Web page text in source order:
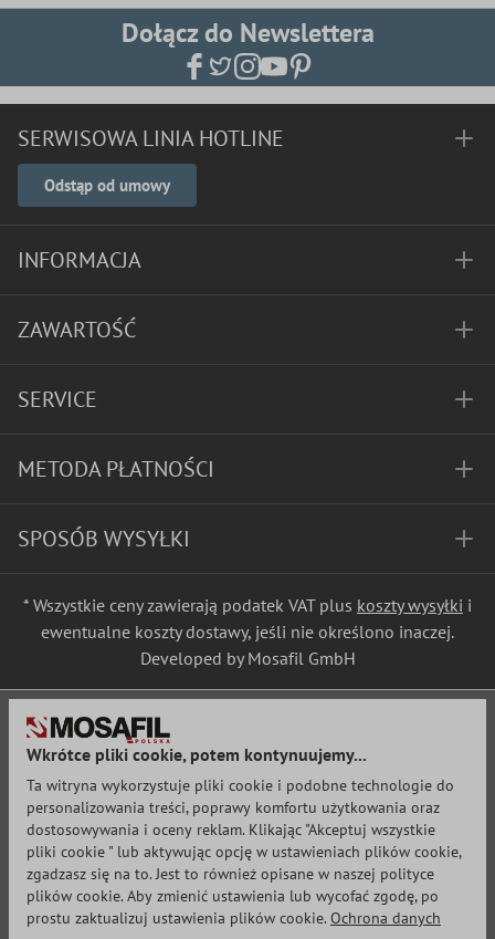
Dołącz do Newslettera
SERWISOWA LINIA HOTLINE
Odstąp od umowy
INFORMACJA
ZAWARTOŚĆ
SERVICE
METODA PŁATNOŚCI
SPOSÓB WYSYŁKI
* Wszystkie ceny zawierają podatek VAT plus koszty wysyłki i
ewentualne koszty dostawy, jeśli nie określono inaczej.
Developed by Mosafil GmbH
Wkrótce pliki cookie, potem kontynuujemy...
Ta witryna wykorzystuje pliki cookie i podobne technologie do
personalizowania treści, poprawy komfortu użytkowania oraz
dostosowywania i oceny reklam. Klikając "Akceptuj wszystkie
pliki cookie " lub aktywując opcję w ustawieniach plików cookie,
zgadzasz się na to. Jest to również opisane w naszej polityce
plików cookie. Aby zmienić ustawienia lub wycofać zgodę, po
prostu zaktualizuj ustawienia plików cookie. Ochrona danych